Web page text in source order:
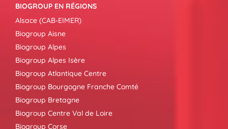
BIOGROUP EN RÉGIONS
Alsace (CAB-EIMER)
Biogroup Aisne
Biogroup Alpes
Biogroup Alpes Isère
Biogroup Atlantique Centre
Biogroup Bourgogne Franche Comté
Biogroup Bretagne
Biogroup Centre Val de Loire
Biogroup Corse